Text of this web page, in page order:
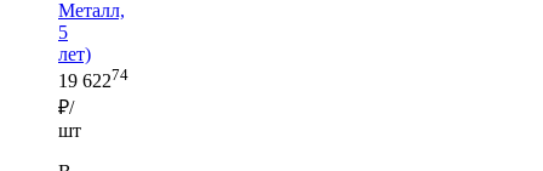
Металл,
5
лет)
19 62274
₽/
шт